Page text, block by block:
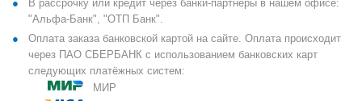
В рассрочку или кредит через банки-партнеры в нашем офисе:
"Альфа-Банк", "ОТП Банк".
Оплата заказа банковской картой на сайте. Оплата происходит
через ПАО СБЕРБАНК с использованием банковских карт
следующих платёжных систем:
МИР